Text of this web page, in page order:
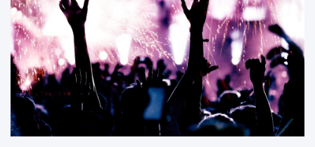
ę
z
d
o
s
k
o
n
a
ł
e
g
o
!